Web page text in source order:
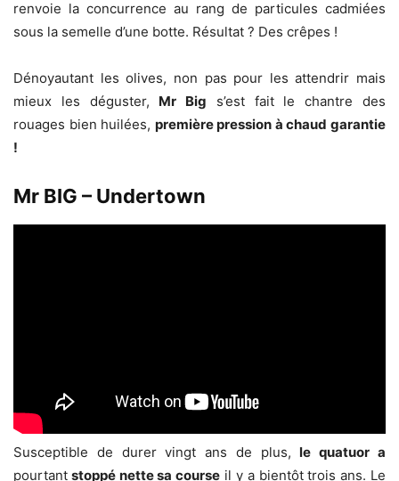
renvoie la concurrence au rang de particules cadmiées
sous la semelle d’une botte. Résultat ? Des crêpes !
Dénoyautant les olives, non pas pour les attendrir mais
mieux les déguster, Mr Big s’est fait le chantre des
rouages bien huilées, première pression à chaud garantie
!
Mr BIG – Undertown
Susceptible de durer vingt ans de plus,le quatuor a
pourtant stoppé nette sa course il y a bientôt trois ans. Le